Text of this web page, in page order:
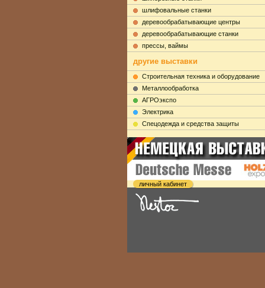
шлифовальные станки
деревообрабатывающие центры
деревообрабатывающие станки
прессы, ваймы
другие выставки
Строительная техника и оборудование
Металлообработка
АГРОэкспо
Электрика
Cпецодежда и средства защиты
личный кабинет